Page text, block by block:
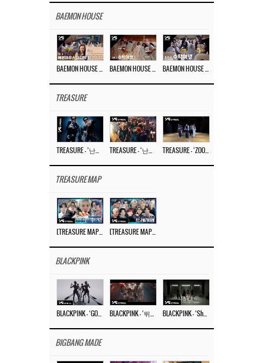
BAEMON HOUSE
TREASURE
TREASURE MAP
BLACKPINK
BIGBANG MADE